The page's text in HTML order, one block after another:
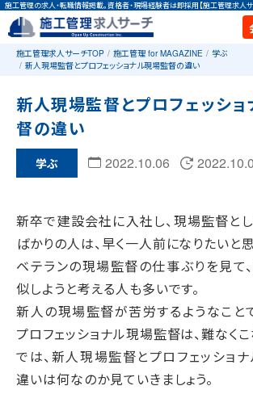
施工管理の求人・転職情報掲載。資格者・現場経験者は即採用【施工管理求人サ
施工管理求人サーチTOP 施工管理 for MAGAZINE
学ぶ
新人現場監督とプロフェッショナル現場監督の違い
新人現場監督とプロフェッシ
督の違い
学ぶ 2022.10.06
新卒で建設会社に入社し、現場監督と
ばかりの人は、早く一人前になりたいと思
ベテランの現場監督の仕事ぶりを見て
似しようと考える人も多いです。
新人の現場監督が苦労するようなこと
プロフェッショナル現場監督は、難なくこ
では、新人現場監督とプロフェッショ
違いは何なのか見ていきましょう。